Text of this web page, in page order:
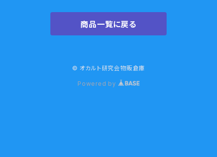
商品一覧に戻る
© オカルト研究会物販倉庫
Powered by